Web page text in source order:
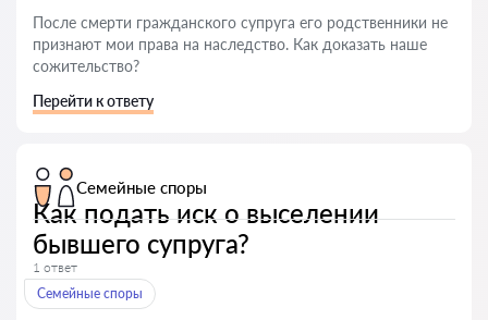
После смерти гражданского супруга его родственники не
признают мои права на наследство. Как доказать наше
сожительство?
Перейти к ответу
Семейные споры
Как подать иск о выселении
бывшего супруга?
1 ответ
Семейные споры